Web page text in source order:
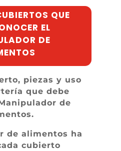
QUE
EL
DE
piezas y uso
que debe
de
de alimentos ha
cubierto